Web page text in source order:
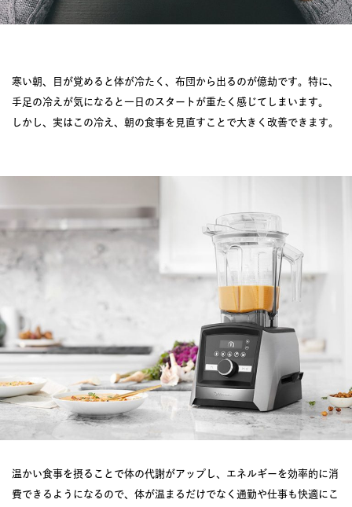
寒い朝、目が覚めると体が冷たく、布団から出るのが億劫です。特に、
手足の冷えが気になると一日のスタートが重たく感じてしまいます。
しかし、実はこの冷え、朝の食事を見直すことで大きく改善できます。
温かい食事を摂ることで体の代謝がアップし、エネルギーを効率的に消
費できるようになるので、体が温まるだけでなく通勤や仕事も快適にこ